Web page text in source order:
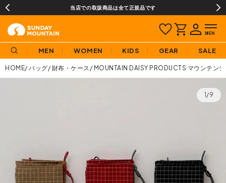
当店での取扱商品は全て正規品です
MEN WOMEN KIDS GEAR SALE
HOME バッグ 財布・ケース MOUNTAIN DAISY PRODUCTS マウンテン
1/9